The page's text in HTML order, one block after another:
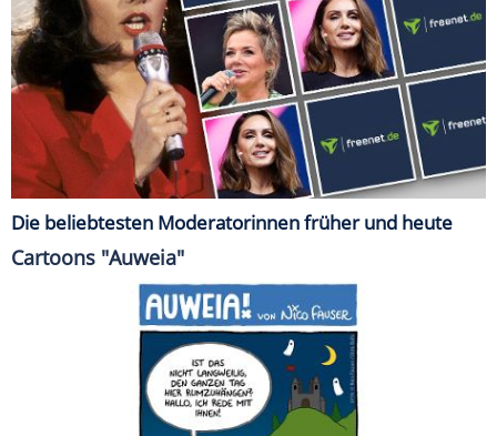
Die beliebtesten Moderatorinnen früher und heute
Cartoons "Auweia"